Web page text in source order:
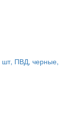
шт, ПВД, черные,